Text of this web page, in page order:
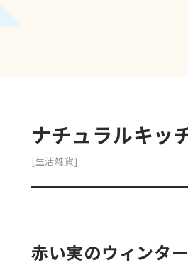
ナチュラルキッ
[生活雑貨]
赤い実のウィンタ